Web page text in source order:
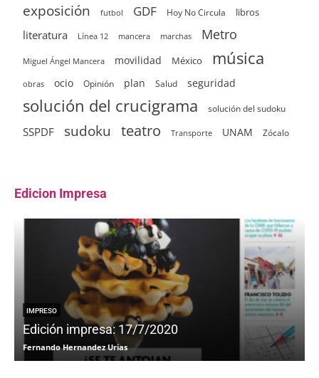
exposición futbol GDF Hoy No Circula libros
literatura Línea 12 mancera marchas Metro
Miguel Ángel Mancera movilidad México música
obras ocio Opinión plan Salud seguridad
solución del crucigrama solución del sudoku
SSPDF sudoku teatro Transporte UNAM Zócalo
Edicion Impresa
IMPRESO
Edición impresa: 17/7/2020
Fernando Hernandez Urias